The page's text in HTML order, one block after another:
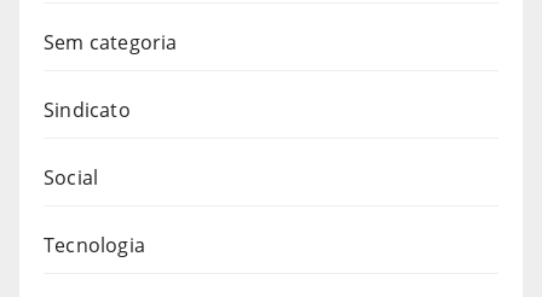
Sem categoria
Sindicato
Social
Tecnologia